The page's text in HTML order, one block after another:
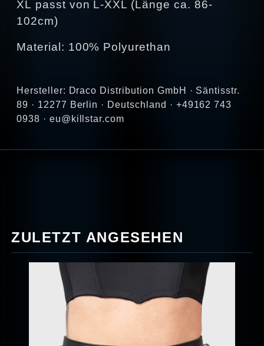
XL passt von L-XXL (Länge ca. 86-
102cm)
Material: 100% Polyurethan
Hersteller: Draco Distribution GmbH · Säntisstr.
89 · 12277 Berlin · Deutschland · +49162 743
0938 · eu@killstar.com
ZULETZT ANGESEHEN